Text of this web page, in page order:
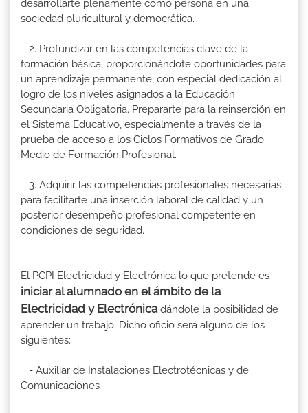
desarrollarte plenamente como persona en una
sociedad pluricultural y democrática.
2. Profundizar en las competencias clave de la
formación básica, proporcionándote oportunidades para
un aprendizaje permanente, con especial dedicación al
logro de los niveles asignados a la Educación
Secundaria Obligatoria. Prepararte para la reinserción en
el Sistema Educativo, especialmente a través de la
prueba de acceso a los Ciclos Formativos de Grado
Medio de Formación Profesional.
3. Adquirir las competencias profesionales necesarias
para facilitarte una inserción laboral de calidad y un
posterior desempeño profesional competente en
condiciones de seguridad.
El PCPI Electricidad y Electrónica lo que pretende es
iniciar al alumnado en el ámbito de la
Electricidad y Electrónicadándole la posibilidad de
aprender un trabajo. Dicho oficio será alguno de los
siguientes:
- Auxiliar de Instalaciones Electrotécnicas y de
Comunicaciones